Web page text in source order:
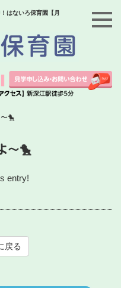
はないろ保育園【月
🐤
〜🐤
entry!
戻る